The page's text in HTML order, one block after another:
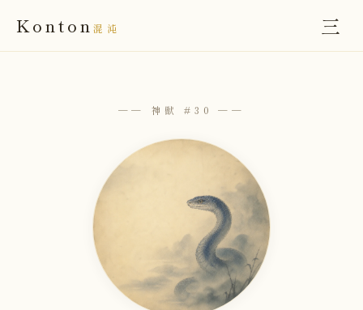
Konton 混沌 三
── 神獣 #30 ──